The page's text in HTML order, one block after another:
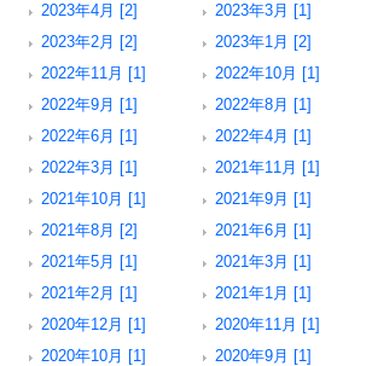
2023年4月 [2]
2023年3月 [1]
2023年2月 [2]
2023年1月 [2]
2022年11月 [1]
2022年10月 [1]
2022年9月 [1]
2022年8月 [1]
2022年6月 [1]
2022年4月 [1]
2022年3月 [1]
2021年11月 [1]
2021年10月 [1]
2021年9月 [1]
2021年8月 [2]
2021年6月 [1]
2021年5月 [1]
2021年3月 [1]
2021年2月 [1]
2021年1月 [1]
2020年12月 [1]
2020年11月 [1]
2020年10月 [1]
2020年9月 [1]